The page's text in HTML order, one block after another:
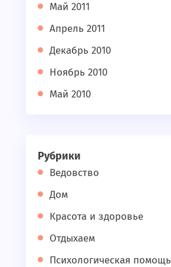
Май 2011
Апрель 2011
Декабрь 2010
Ноябрь 2010
Май 2010
Рубрики
Ведовство
Дом
Красота и здоровье
Отдыхаем
Психологическая помощь